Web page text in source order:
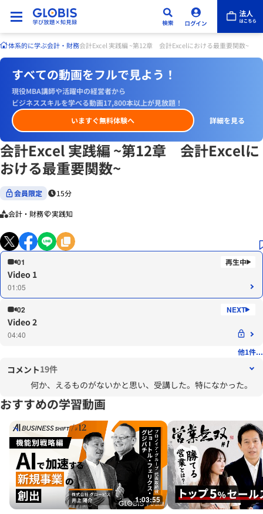
体系的に学ぶ会計・財務会計Excel 実践編 ~第12章 会計Excelにおける最重要関数~
すべての動画をフルで見よう！
現役MBA講師や活躍中の経営者から
ビジネススキルを学べる動画17,800本以上が見放題！
いますぐ無料体験へ
詳細を見る
会計Excel 実践編 ~第12章 会計Excelに
おける最重要関数~
会員限定 15分
会計・財務 実践知
01
Video 1
01:05
02
Video 2
04:40
他1件...
コメント19件
何か、えるものがないかと思い、受講した。特になかった。
おすすめの学習動画
1:03:55